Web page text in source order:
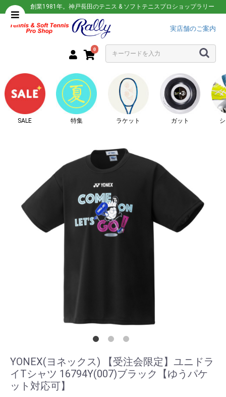
創業1981年。神戸長田のテニス & ソフトテニスプロショップラリー
実店舗のご案内
0
SALE 特集 ラケット ガット
YONEX(ヨネックス) 【受注会限定】ユニドラ
イTシャツ 16794Y(007)ブラック【ゆうパケ
ット対応可】